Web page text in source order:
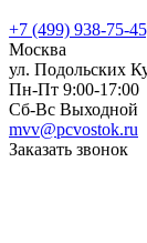
+7 (499) 938-75-
Москва
ул. Подольских
Пн-Пт 9:00-17:00
Сб-Вс Выходной
mvv@pcvostok.ru
Заказать звонок